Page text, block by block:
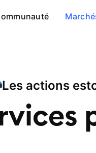
Les actions